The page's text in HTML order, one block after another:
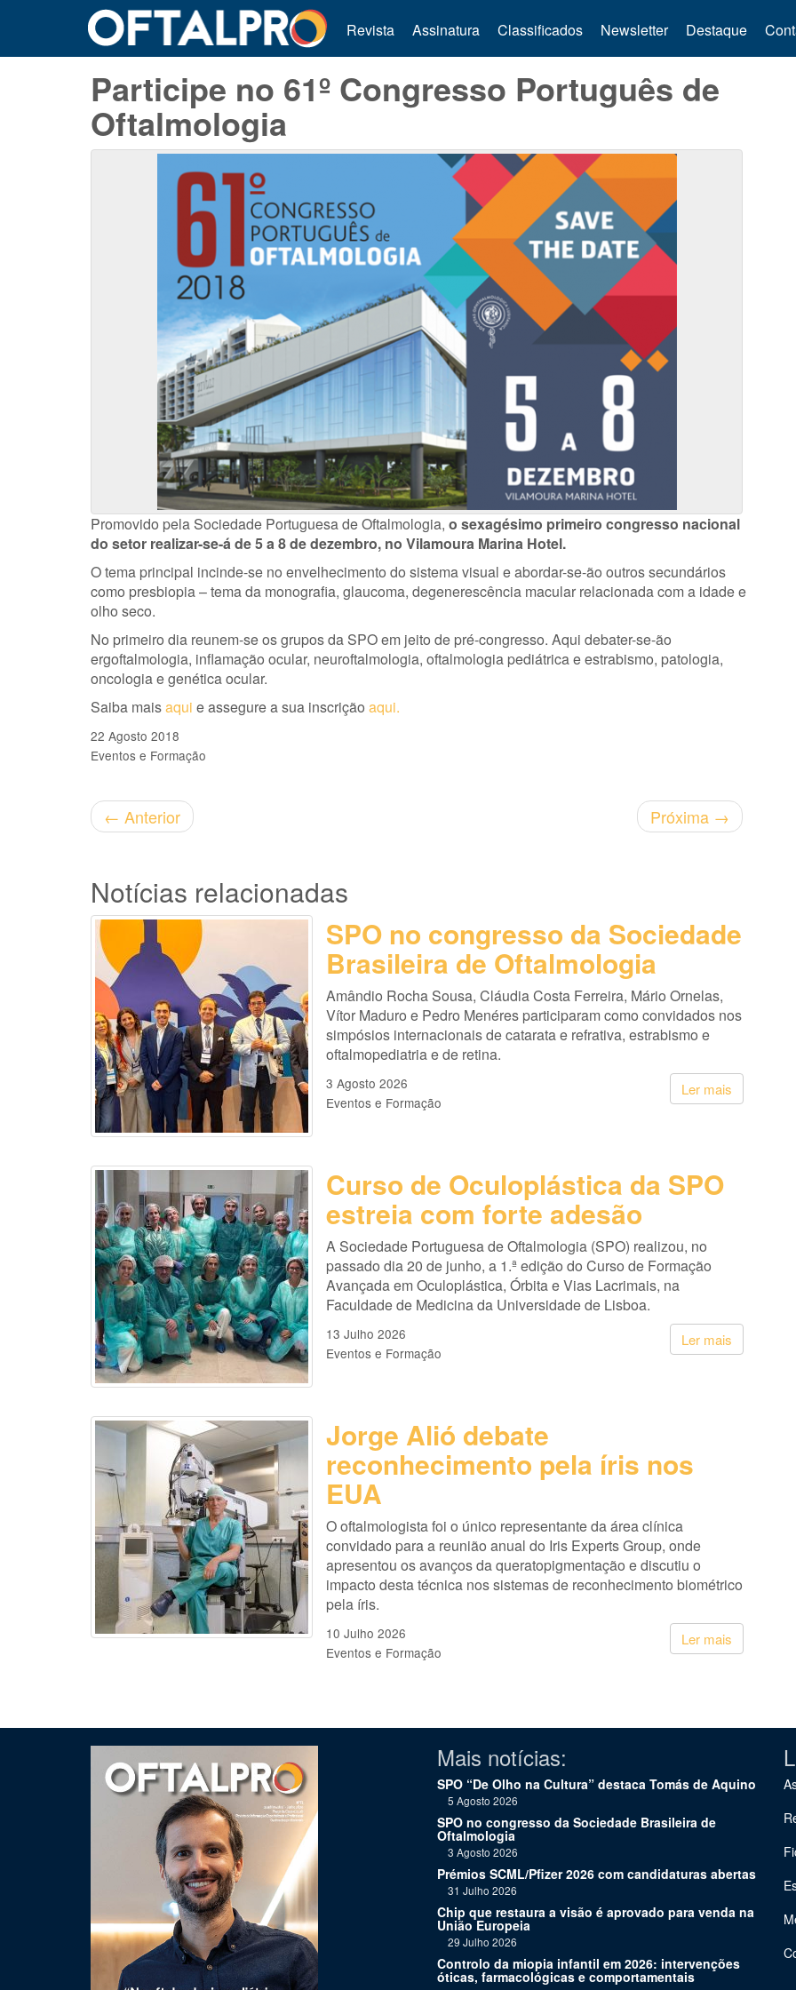
Revista Assinatura Classificados Newsletter Destaque
Participe no 61º Congresso Português de
Oftalmologia
Promovido pela Sociedade Portuguesa de Oftalmologia, o sexagésimo primeiro congresso nacional
do setor realizar-se-á de 5 a 8 de dezembro, no Vilamoura Marina Hotel.
O tema principal incinde-se no envelhecimento do sistema visual e abordar-se-ão outros secundários
como presbiopia – tema da monografia, glaucoma, degenerescência macular relacionada com a idade e
olho seco.
No primeiro dia reunem-se os grupos da SPO em jeito de pré-congresso. Aqui debater-se-ão
ergoftalmologia, inflamação ocular, neuroftalmologia, oftalmologia pediátrica e estrabismo, patologia,
oncologia e genética ocular.
Saiba maisaqui e assegure a sua inscrição aqui.
22 Agosto 2018
Eventos e Formação
← Anterior Próxima →
Notícias relacionadas
SPO no congresso da Sociedade
Brasileira de Oftalmologia
Amândio Rocha Sousa, Cláudia Costa Ferreira, Mário Ornelas,
Vítor Maduro e Pedro Menéres participaram como convidados nos
simpósios internacionais de catarata e refrativa, estrabismo e
oftalmopediatria e de retina.
Ler mais
3 Agosto 2026
Eventos e Formação
Curso de Oculoplástica da SPO
estreia com forte adesão
A Sociedade Portuguesa de Oftalmologia (SPO) realizou, no
passado dia 20 de junho, a 1.ª edição do Curso de Formação
Avançada em Oculoplástica, Órbita e Vias Lacrimais, na
Faculdade de Medicina da Universidade de Lisboa.
Ler mais
13 Julho 2026
Eventos e Formação
Jorge Alió debate
reconhecimento pela íris nos
EUA
O oftalmologista foi o único representante da área clínica
convidado para a reunião anual do Iris Experts Group, onde
apresentou os avanços da queratopigmentação e discutiu o
impacto desta técnica nos sistemas de reconhecimento biométrico
pela íris.
Ler mais
10 Julho 2026
Eventos e Formação
Clique para ler
Mais notícias:
SPO “De Olho na Cultura” destaca Tomás de Aquino
5 Agosto 2026
SPO no congresso da Sociedade Brasileira de
Oftalmologia
3 Agosto 2026
Prémios SCML/Pfizer 2026 com candidaturas abertas
31 Julho 2026
Chip que restaura a visão é aprovado para venda na
União Europeia
29 Julho 2026
Controlo da miopia infantil em 2026: intervenções
óticas, farmacológicas e comportamentais